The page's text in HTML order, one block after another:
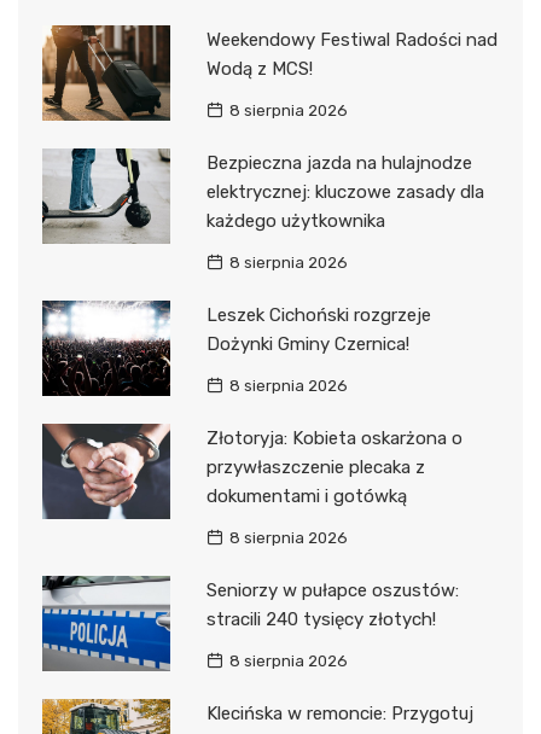
Weekendowy Festiwal Radości nad
Wodą z MCS!
8 sierpnia 2026
Bezpieczna jazda na hulajnodze
elektrycznej: kluczowe zasady dla
każdego użytkownika
8 sierpnia 2026
Leszek Cichoński rozgrzeje
Dożynki Gminy Czernica!
8 sierpnia 2026
Złotoryja: Kobieta oskarżona o
przywłaszczenie plecaka z
dokumentami i gotówką
8 sierpnia 2026
Seniorzy w pułapce oszustów:
stracili 240 tysięcy złotych!
8 sierpnia 2026
Klecińska w remoncie: Przygotuj